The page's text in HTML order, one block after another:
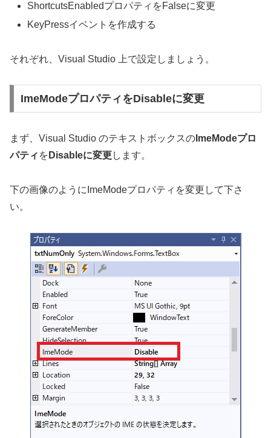
ShortcutsEnabledプロパティをFalseに変更
KeyPressイベントを作成する
それぞれ、Visual Studio 上で設定しましょう。
ImeModeプロパティをDisableに変更
まず、Visual Studio のテキストボックスの ImeModeプロ
パティ を Disableに変更します。
下の画像のようにImeModeプロパティを変更して下さ
い。